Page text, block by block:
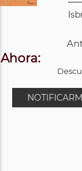
Ahora: